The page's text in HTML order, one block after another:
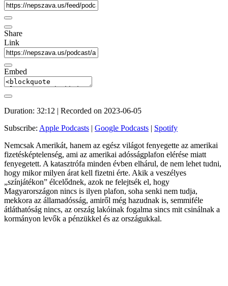
Share
Link
Embed
Duration: 32:12 | Recorded on 2023-06-05
Subscribe: Apple Podcasts | Google Podcasts | Spotify
Nemcsak Amerikát, hanem az egész világot fenyegette az amerikai
fizetésképtelenség, ami az amerikai adósságplafon elérése miatt
fenyegetett. A katasztrófa minden évben elhárul, de nem lehet tudni,
hogy mikor milyen árat kell fizetni érte. Akik a veszélyes
„színjátékon” élcelődnek, azok ne felejtsék el, hogy
Magyarországon nincs is ilyen plafon, soha senki nem tudja,
mekkora az államadósság, amiről még hazudnak is, semmiféle
átláthatóság nincs, az ország lakóinak fogalma sincs mit csinálnak a
kormányon levők a pénzükkel és az országukkal.